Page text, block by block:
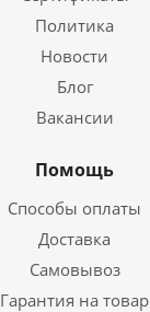
Политика
Новости
Блог
Вакансии
Помощь
Способы оплаты
Доставка
Самовывоз
Гарантия на товар